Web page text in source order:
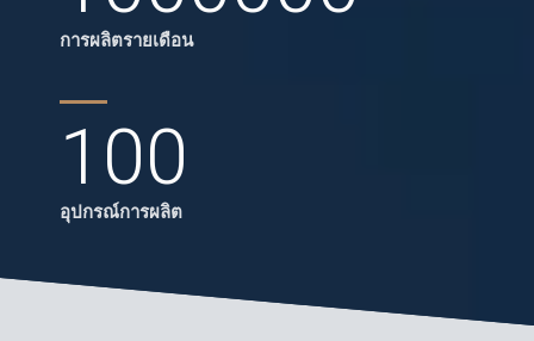
การผลิตรายเดือน
100
อุปกรณ์การผลิต